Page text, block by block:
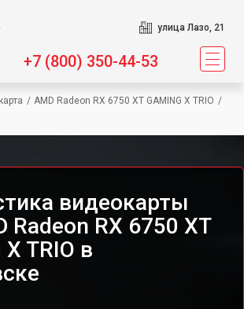
улица Лазо, 21
+7 (800) 350-44-53
/ AMD Radeon RX 6750 XT GAMING X TRIO /
видеокарты
Radeon RX 6750 XT
TRIO в